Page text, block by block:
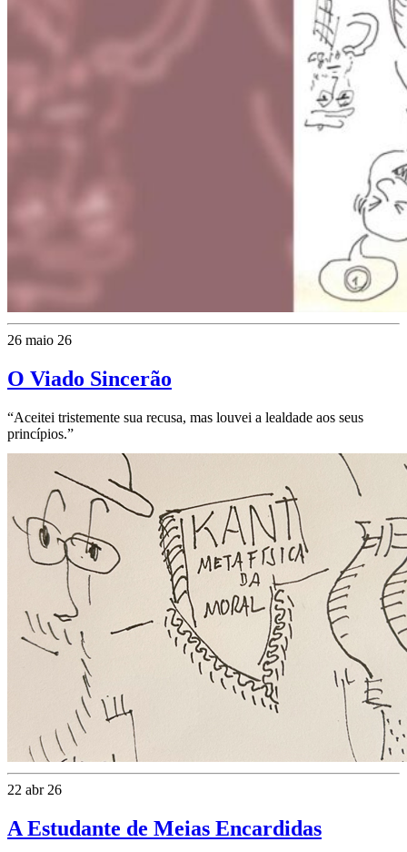
26 maio 26
O Viado Sincerão
“Aceitei tristemente sua recusa, mas louvei a lealdade aos seus
princípios.”
22 abr 26
A Estudante de Meias Encardidas